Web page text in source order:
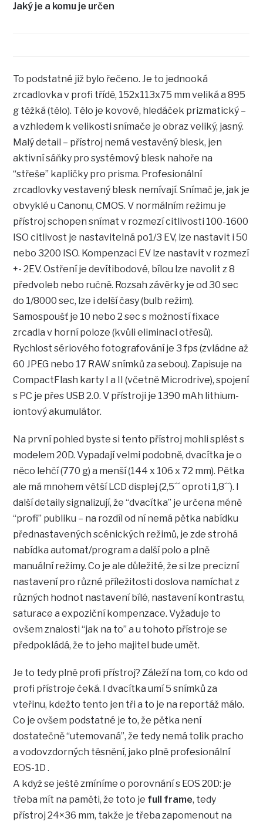
Jaký je a komu je určen
To podstatné již bylo řečeno. Je to jednooká
zrcadlovka v profi třídě, 152x113x75 mm veliká a 895
g těžká (tělo). Tělo je kovové, hledáček prizmatický –
a vzhledem k velikosti snímače je obraz veliký, jasný.
Malý detail – přístroj nemá vestavěný blesk, jen
aktivní sáňky pro systémový blesk nahoře na
“střeše” kapličky pro prisma. Profesionální
zrcadlovky vestavený blesk nemívají. Snímač je, jak je
obvyklé u Canonu, CMOS. V normálním režimu je
přístroj schopen snímat v rozmezí citlivosti 100-1600
ISO citlivost je nastavitelná po1/3 EV, lze nastavit i 50
nebo 3200 ISO. Kompenzaci EV lze nastavit v rozmezí
+- 2EV. Ostření je devítibodové, bílou lze navolit z 8
předvoleb nebo ručně. Rozsah závěrky je od 30 sec
do 1/8000 sec, lze i delší časy (bulb režim).
Samospoušť je 10 nebo 2 sec s možností fixace
zrcadla v horní poloze (kvůli eliminaci otřesů).
Rychlost sériového fotografování je 3 fps (zvládne až
60 JPEG nebo 17 RAW snímků za sebou). Zapisuje na
CompactFlash karty I a II (včetně Microdrive), spojení
s PC je přes USB 2.0. V přístroji je 1390 mAh lithium-
iontový akumulátor.
Na první pohled byste si tento přístroj mohli splést s
modelem 20D. Vypadají velmi podobně, dvacítka je o
něco lehčí (770 g) a menší (144 x 106 x 72 mm). Pětka
ale má mnohem větší LCD displej (2,5´´ oproti 1,8´´). I
další detaily signalizují, že “dvacítka” je určena méně
“profi” publiku – na rozdíl od ní nemá pětka nabídku
přednastavených scénických režimů, je zde strohá
nabídka automat/program a další polo a plně
manuální režimy. Co je ale důležité, že si lze precizní
nastavení pro různé příležitosti doslova namíchat z
různých hodnot nastavení bílé, nastavení kontrastu,
saturace a expoziční kompenzace. Vyžaduje to
ovšem znalosti “jak na to” a u tohoto přístroje se
předpokládá, že to jeho majitel bude umět.
Je to tedy plně profi přístroj? Záleží na tom, co kdo od
profi přístroje čeká. I dvacítka umí 5 snímků za
vteřinu, kdežto tento jen tři a to je na reportáž málo.
Co je ovšem podstatné je to, že pětka není
dostatečně “utemovaná”, že tedy nemá tolik pracho
a vodovzdorných těsnění, jako plně profesionální
EOS-1D .
A když se ještě zmíníme o porovnání s EOS 20D: je
třeba mít na paměti, že toto je full frame, tedy
přístroj 24×36 mm, takže je třeba zapomenout na